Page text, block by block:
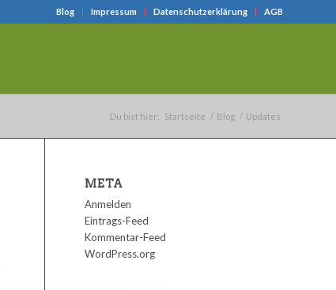
Blog Impressum Datenschutzerklärung AGB
Du bist hier: Startseite / Blog / Updates
META
Anmelden
Eintrags-Feed
Kommentar-Feed
WordPress.org